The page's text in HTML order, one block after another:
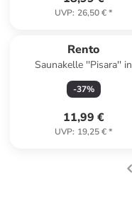
UVP: 26,50 €*
Rento
Saunakelle ''Pisara'' in
Hellbraun - (L)48,5 cm
-37%
11,99 €
UVP: 19,25 €*